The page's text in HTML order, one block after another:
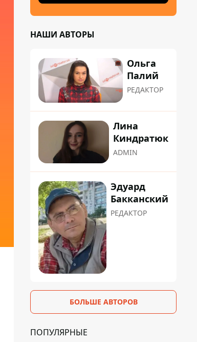
НАШИ АВТОРЫ
Ольга
Палий
РЕДАКТОР
Лина
Киндратюк
ADMIN
Эдуард
Бакканский
РЕДАКТОР
БОЛЬШЕ АВТОРОВ
ПОПУЛЯРНЫЕ